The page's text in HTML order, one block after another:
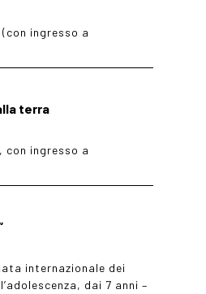
ingresso a
terra
ingresso a
internazionale dei
dai 7 anni –